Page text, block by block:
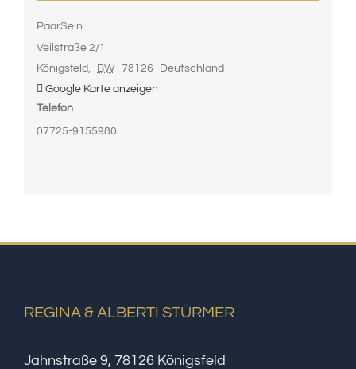
PaarSein
Veilstraße 2/1
Königsfeld, BW 78126
Deutschland
Google Karte anzeigen
Telefon
07725-9155980
REGINA & ALBERTI STÜRMER
Jahnstraße 9, 78126 Königsfeld